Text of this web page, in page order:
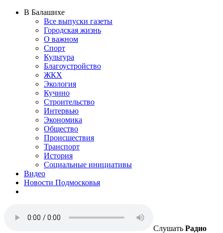
В Балашихе
Все выпуски газеты
Городская жизнь
О важном
Спорт
Культура
Благоустройство
ЖКХ
Экология
Кучино
Строительство
Интервью
Экономика
Общество
Происшествия
Транспорт
История
Социальные инициативы
Видео
Новости Подмосковья
Слушать Радио